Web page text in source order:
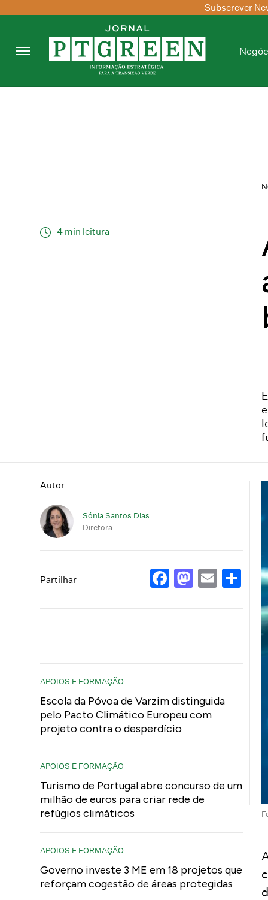
Subscrever
4 min leitura
Autor
Sónia Santos Dias
Diretora
Partilhar Facebook
Email
APOIOS E FORMAÇÃO
Escola da Póvoa de Varzim distinguida
pelo Pacto Climático Europeu com
projeto contra o desperdício
APOIOS E FORMAÇÃO
Turismo de Portugal abre concurso de um
milhão de euros para criar rede de
refúgios climáticos
APOIOS E FORMAÇÃO
Governo investe 3 ME em 18 projetos que
reforçam cogestão de áreas protegidas